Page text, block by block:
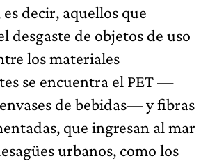
decir, aquellos que
desgaste de objetos de uso
los materiales
se encuentra el PET —
de bebidas— y fibras
que ingresan al mar
urbanos, como los